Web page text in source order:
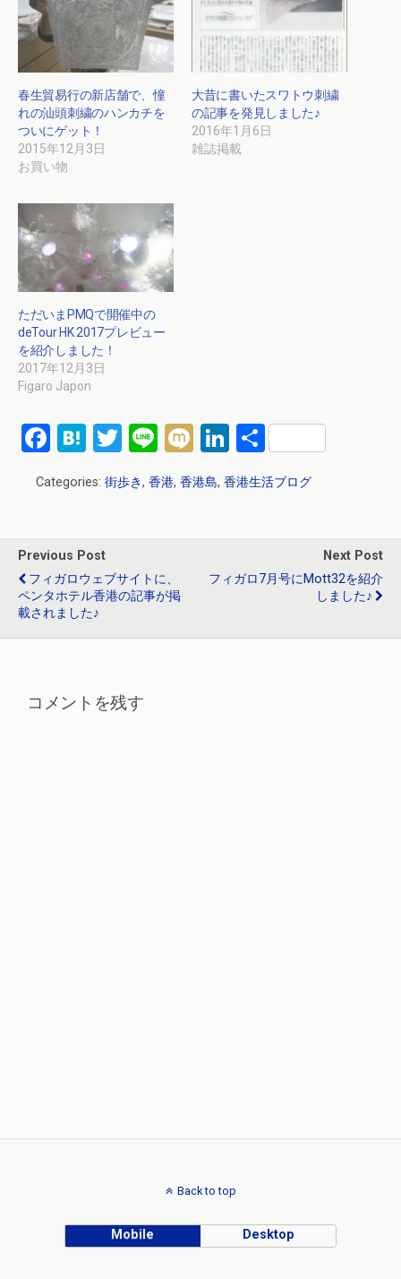
春生貿易行の新店舗で、憧
れの汕頭刺繍のハンカチを
ついにゲット！
2015年12月3日
お買い物
大昔に書いたスワトウ刺繍
の記事を発見しました♪
2016年1月6日
雑誌掲載
ただいまPMQで開催中の
deTour HK 2017プレビュー
を紹介しました！
2017年12月3日
Figaro Japon
F
ce
o
o
k
H
at
e
a
T
wi
tt
Li
n
e
M
ixi
Li
n
ke
共
有
Categories: 街歩き, 香港, 香港島, 香港生活ブログ
Previous Post
フィガロウェブサイトに、
ペンタホテル香港の記事が掲
載されました♪
Next Post
フィガロ7月号にMott32を紹介
しました♪
コメントを残す
Back to top
Mobile Desktop